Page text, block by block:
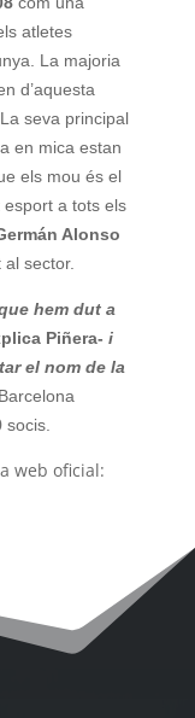
atletes
La majoria
d’aquesta
seva principal
en mica estan
els mou és el
esport a tots els
Alonso
sector.
hem dut a
Piñera- i
el nom de la
web oficial: